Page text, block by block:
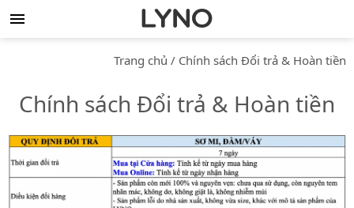
Trang chủ / Chính sách Đổi trả & Hoàn tiền
Chính sách Đổi trả & Hoàn tiền